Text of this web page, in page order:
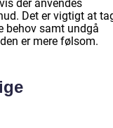
der anvendes
Det er vigtigt at
behov samt undgå
er mere følsom.